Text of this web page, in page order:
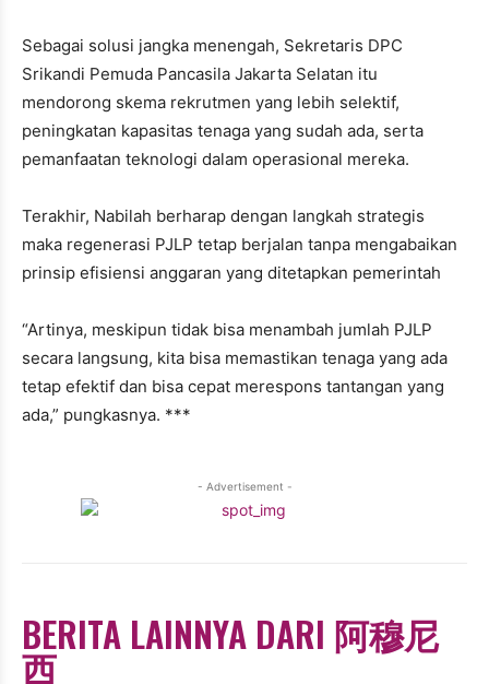
Sebagai solusi jangka menengah, Sekretaris DPC
Srikandi Pemuda Pancasila Jakarta Selatan itu
mendorong skema rekrutmen yang lebih selektif,
peningkatan kapasitas tenaga yang sudah ada, serta
pemanfaatan teknologi dalam operasional mereka.
Terakhir, Nabilah berharap dengan langkah strategis
maka regenerasi PJLP tetap berjalan tanpa mengabaikan
prinsip efisiensi anggaran yang ditetapkan pemerintah
“Artinya, meskipun tidak bisa menambah jumlah PJLP
secara langsung, kita bisa memastikan tenaga yang ada
tetap efektif dan bisa cepat merespons tantangan yang
ada,” pungkasnya. ***
- Advertisement -
BERITA LAINNYA DARI 阿穆尼
西